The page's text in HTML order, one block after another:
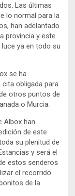
Las últimas
lo normal para la
han adelantado
provincia y este
ya en todo su
se ha
obligada para
otros puntos de
o Murcia.
Albox han
de este
su plenitud de
y será el
estos senderos
el recorrido
de la